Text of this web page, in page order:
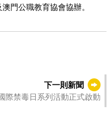
門公職教育協會協辦。
下一則新聞
際禁毒日系列活動正式啟動